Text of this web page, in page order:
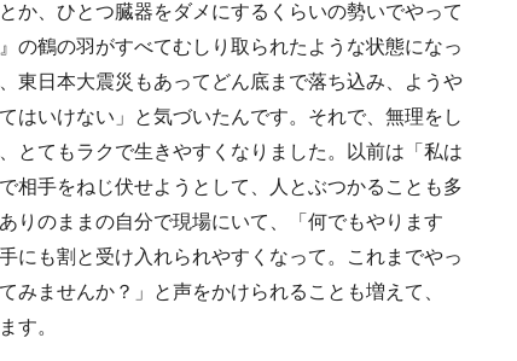
か、ひとつ臓器をダメにするくらいの勢いでやって
の鶴の羽がすべてむしり取られたような状態になっ
東日本大震災もあってどん底まで落ち込み、ようや
はいけない」と気づいたんです。それで、無理をし
とてもラクで生きやすくなりました。以前は「私は
相手をねじ伏せようとして、人とぶつかることも多
りのままの自分で現場にいて、「何でもやります
にも割と受け入れられやすくなって。これまでやっ
みませんか？」と声をかけられることも増えて、
す。